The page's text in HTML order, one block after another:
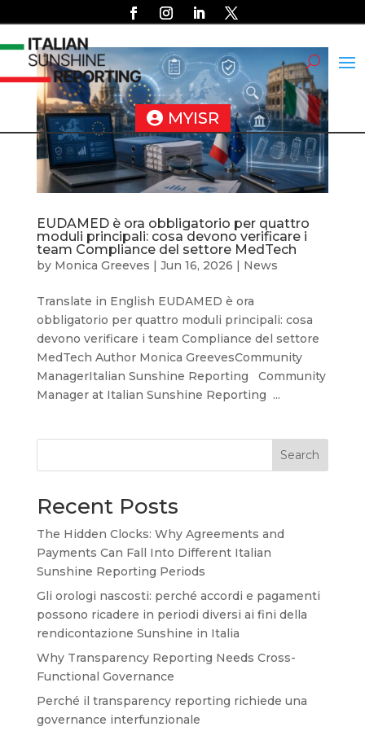
MYISR
EUDAMED è ora obbligatorio per quattro
moduli principali: cosa devono verificare i
team Compliance del settore MedTech
by Monica Greeves | Jun 16, 2026 | News
Translate in English EUDAMED è ora
obbligatorio per quattro moduli principali: cosa
devono verificare i team Compliance del settore
MedTech Author Monica GreevesCommunity
ManagerItalian Sunshine Reporting Community
Manager at Italian Sunshine Reporting ...
Search
Recent Posts
The Hidden Clocks: Why Agreements and
Payments Can Fall Into Different Italian
Sunshine Reporting Periods
Gli orologi nascosti: perché accordi e pagamenti
possono ricadere in periodi diversi ai fini della
rendicontazione Sunshine in Italia
Why Transparency Reporting Needs Cross-
Functional Governance
Perché il transparency reporting richiede una
governance interfunzionale